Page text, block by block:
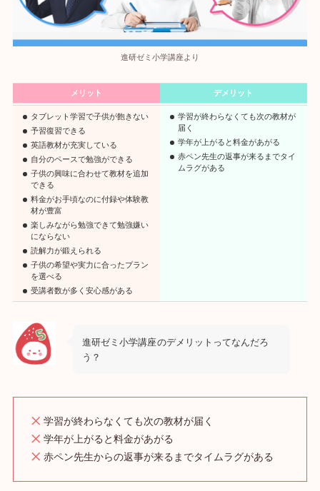
進研ゼミ小学講座より
メリット デメリット
タブレット学習で子供が飽きない
予習復習できる
英語教材が充実している
自分のペースで勉強ができる
子供の興味に合わせて教材を追加
できる
料金がお手頃なのに付録や体験教
材が豊富
楽しみながら勉強できて勉強嫌い
にならない
読解力が鍛えられる
子供の希望や実力に合ったプラン
を選べる
受講者数が多く安心感がある
学習が終わらなくても次の教材が
届く
学年が上がると料金があがる
赤ペン先生の返事が来るまでタイ
ムラグがある
進研ゼミ小学講座のデメリットってなんだろ
う？
学習が終わらなくても次の教材が届く
学年が上がると料金があがる
赤ペン先生からの返事が来るまでタイムラグがある